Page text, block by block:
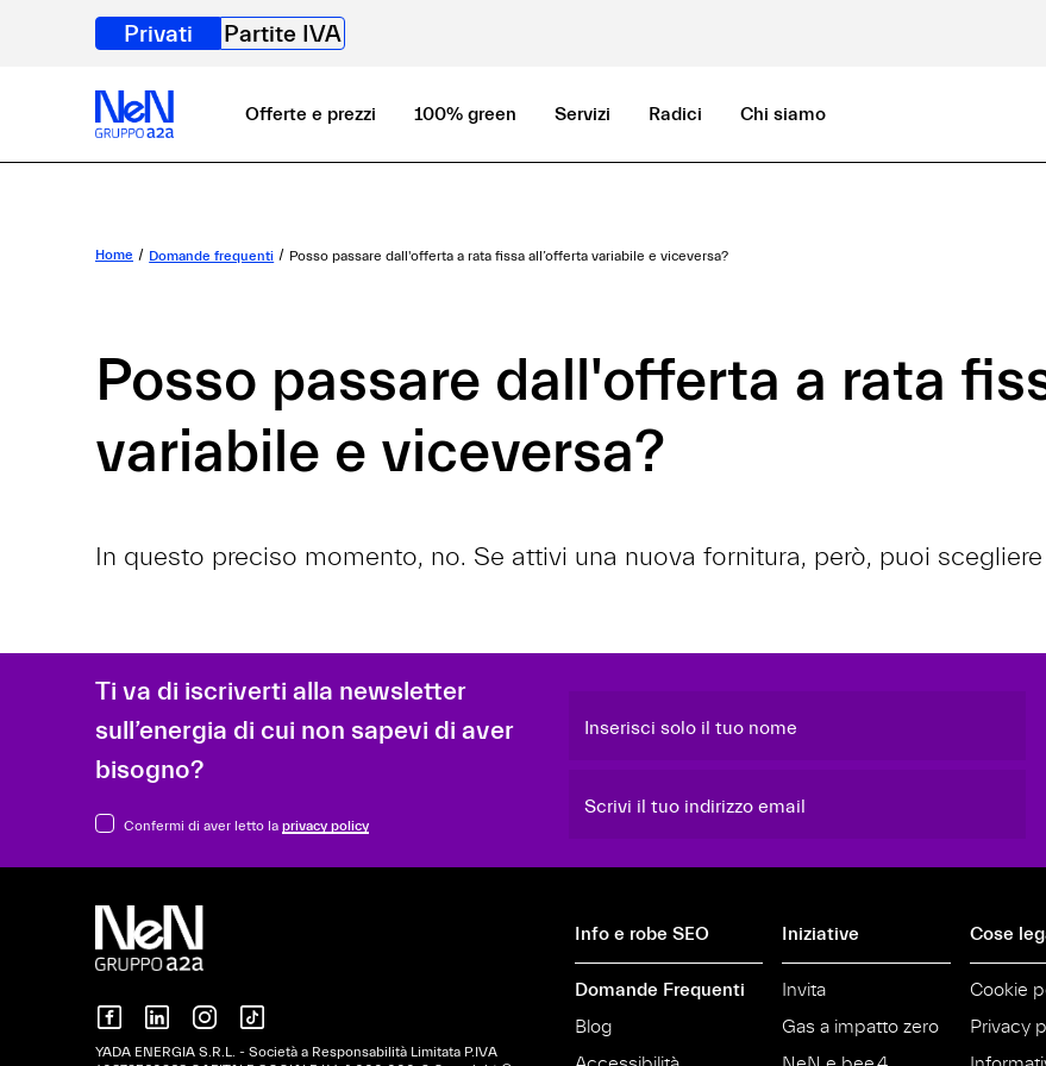
Privati Partite IVA
Offerte e prezzi 100% green Servizi Radici Chi siamo
Home Domande frequenti Posso passare dall'offerta a rata fissa all’offerta variabile e viceversa?
Posso passare dall'offerta a rata
variabile e viceversa?
In questo preciso momento, no. Se attivi una nuova fornitura, però, puoi
Ti va di iscriverti alla newsletter
sull’energia di cui non sapevi di aver
bisogno?
Confermi di aver letto la privacy policy
Inserisci solo il tuo nome
Scrivi il tuo indirizzo email
YADA ENERGIA S.R.L. - Società a Responsabilità Limitata P.IVA
Info e robe SEO
Domande Frequenti
Blog
Iniziative
Invita
Gas a impatto zero
Cose
Cookie
Privacy